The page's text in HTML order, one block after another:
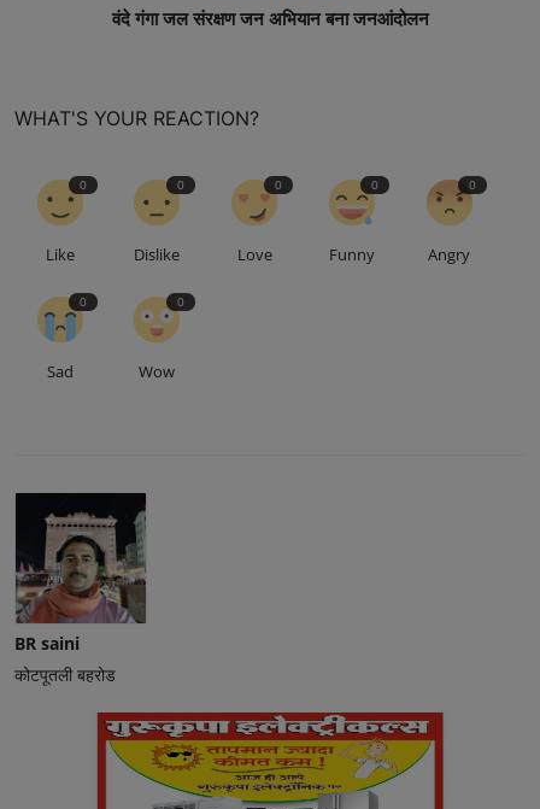
वंदे गंगा जल संरक्षण जन अभियान बना जनआंदोलन
WHAT'S YOUR REACTION?
0
Like
0
Dislike
0
Love
0
Funny
0
Angry
0
Sad
0
Wow
BR saini
कोटपूतली बहरोड